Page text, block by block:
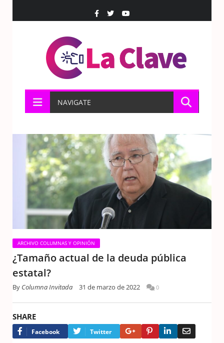
NAVIGATE
ARCHIVO COLUMNAS Y OPINIÓN
¿Tamaño actual de la deuda pública
estatal?
By Columna Invitada 31 de marzo de 2022 0
SHARE
Facebook Twitter Google+PinterestLinkedIn